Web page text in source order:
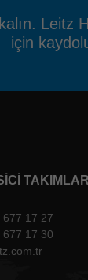
Leitz
için
677 17 27
677 17 30